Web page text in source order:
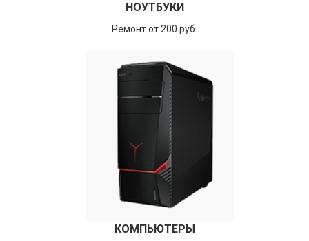
НОУТБУКИ
Ремонт от 200 руб.
КОМПЬЮТЕРЫ